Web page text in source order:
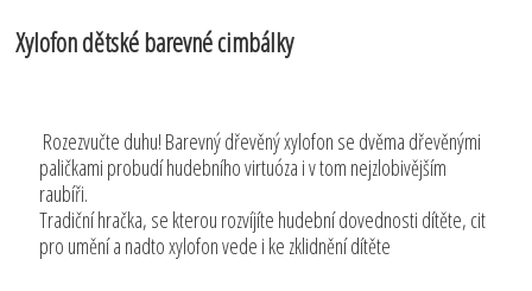
Xylofon dětské barevné cimbálky
Rozezvučte duhu! Barevný dřevěný xylofon se dvěma dřevěnými
paličkami probudí hudebního virtuóza i v tom nejzlobivějším
raubíři.
Tradiční hračka, se kterou rozvíjíte hudební dovednosti dítěte, cit
pro umění a nadto xylofon vede i ke zklidnění dítěte